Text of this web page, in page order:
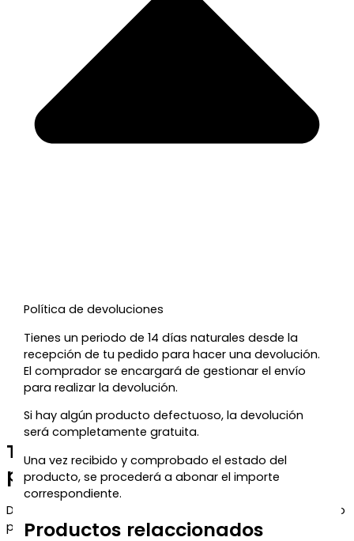
Política de devoluciones
Tienes un periodo de 14 días naturales desde la
recepción de tu pedido para hacer una devolución.
El comprador se encargará de gestionar el envío
para realizar la devolución.
Si hay algún producto defectuoso, la devolución
será completamente gratuita.
Una vez recibido y comprobado el estado del
producto, se procederá a abonar el importe
correspondiente.
Productos relaccionados
Te regalamos un 5% de descuento
para tu próxima compra
Déjanos tu correo y te enviaremos el código de descuento
para que puedas aprovecharlo en tu próximo pedido.